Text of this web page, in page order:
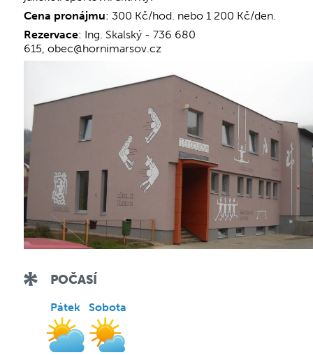
Cena pronájmu: 300 Kč/hod. nebo 1 200 Kč/den.
Rezervace: Ing. Skalský - 736 680
615, obec@hornimarsov.cz
POČASÍ
Pátek Sobota